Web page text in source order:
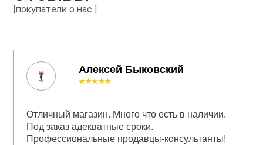
[покупатели о нас ]
Алексей Быковский
★★★★★
Отличный магазин. Много что есть в наличии.
Под заказ адекватные сроки.
Профессиональные продавцы-консультанты!